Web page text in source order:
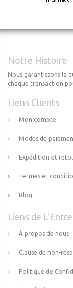
Notre Histoire
Nous garantissons la
chaque transaction
Liens Clients
Mon compte
Modes de
Expédition et
Termes et
Blog
Liens de
À propos de nous
Clause de non-
Politique de